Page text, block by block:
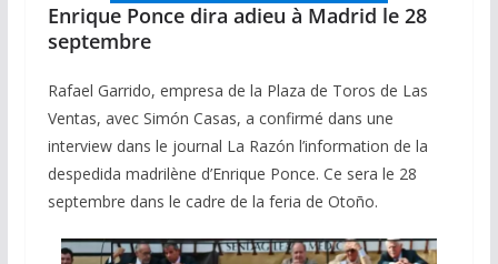
Enrique Ponce dira adieu à Madrid le 28
septembre
Rafael Garrido, empresa de la Plaza de Toros de Las
Ventas, avec Simón Casas, a confirmé dans une
interview dans le journal La Razón l’information de la
despedida madrilène d’Enrique Ponce. Ce sera le 28
septembre dans le cadre de la feria de Otoño.